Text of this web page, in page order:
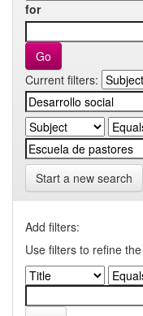
for
Current filters:
Start a new search
Add filters:
Use filters to refine